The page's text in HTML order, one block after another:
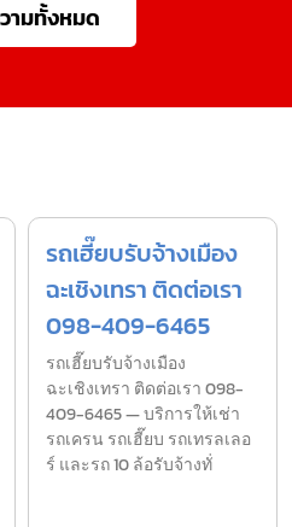
ามทั้งหมด
รถเฮี๊ยบรับจ้างเมือง
ฉะเชิงเทรา ติดต่อเรา
098-409-6465
รถเฮี๊ยบรับจ้างเมือง
ฉะเชิงเทรา ติดต่อเรา 098-
409-6465 — บริการให้เช่า
รถเครน รถเฮี๊ยบ รถเทรลเลอ
ร์ และรถ 10 ล้อรับจ้างทั่